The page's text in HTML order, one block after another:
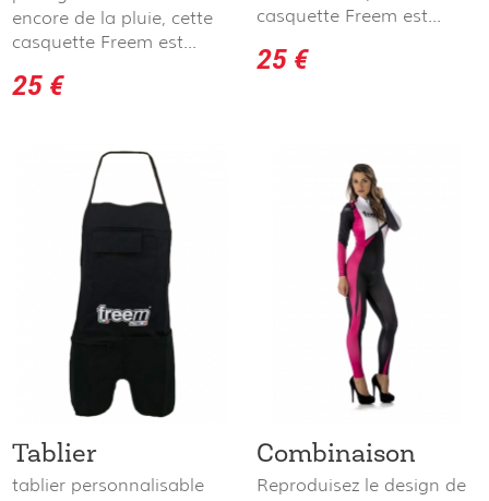
encore de la pluie, cette
casquette Freem est...
25 €
casquette Freem est...
25 €
Tablier
tablier personnalisable
Combinaison
Reproduisez le design de